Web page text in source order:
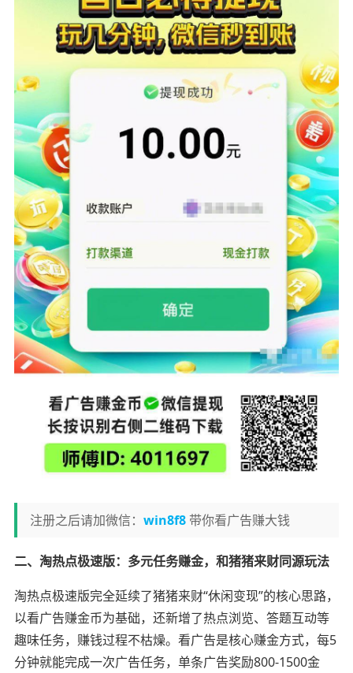
注册之后请加微信： win8f8带你看广告赚大钱
二、淘热点极速版：多元任务赚金，和猪猪来财同源玩法
淘热点极速版完全延续了猪猪来财“休闲变现”的核心思路，
以看广告赚金币为基础，还新增了热点浏览、答题互动等
趣味任务，赚钱过程不枯燥。看广告是核心赚金方式，每5
分钟就能完成一次广告任务，单条广告奖励800-1500金